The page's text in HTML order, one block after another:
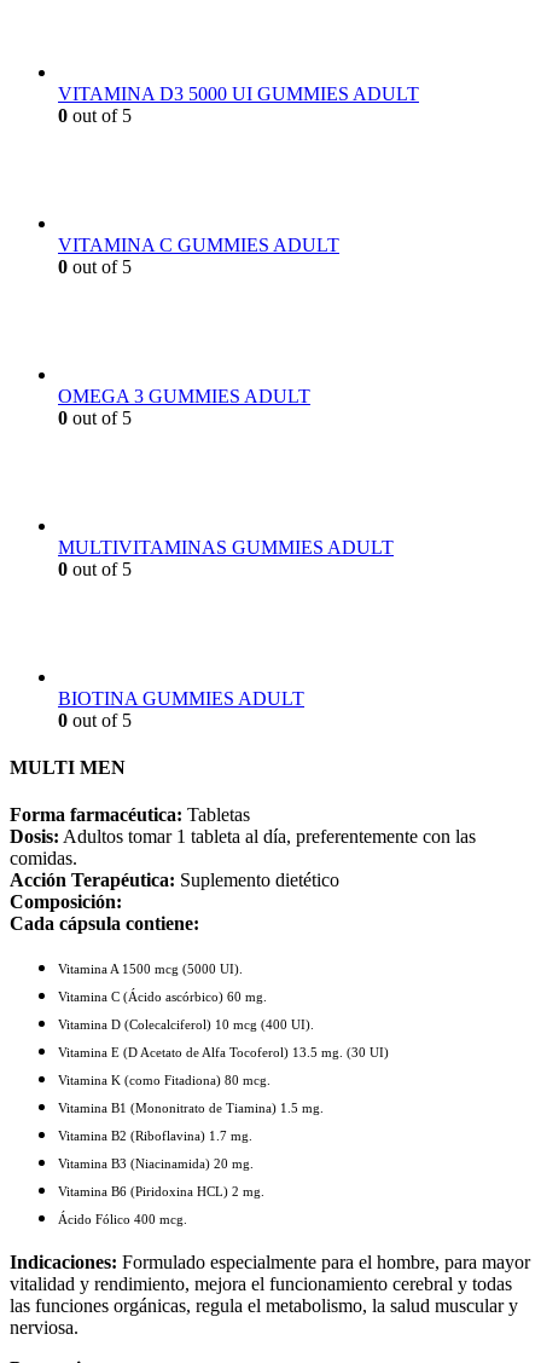
VITAMINA D3 5000 UI GUMMIES ADULT
0 out of 5
VITAMINA C GUMMIES ADULT
0 out of 5
OMEGA 3 GUMMIES ADULT
0 out of 5
MULTIVITAMINAS GUMMIES ADULT
0 out of 5
BIOTINA GUMMIES ADULT
0 out of 5
MULTI MEN
Forma farmacéutica: Tabletas
Dosis: Adultos tomar 1 tableta al día, preferentemente con las
comidas.
Acción Terapéutica: Suplemento dietético
Composición:
Cada cápsula contiene:
Vitamina A 1500 mcg (5000 UI).
Vitamina C (Ácido ascórbico) 60 mg.
Vitamina D (Colecalciferol) 10 mcg (400 UI).
Vitamina E (D Acetato de Alfa Tocoferol) 13.5 mg. (30 UI)
Vitamina K (como Fitadiona) 80 mcg.
Vitamina B1 (Mononitrato de Tiamina) 1.5 mg.
Vitamina B2 (Riboflavina) 1.7 mg.
Vitamina B3 (Niacinamida) 20 mg.
Vitamina B6 (Piridoxina HCL) 2 mg.
Ácido Fólico 400 mcg.
Indicaciones: Formulado especialmente para el hombre, para mayor
vitalidad y rendimiento, mejora el funcionamiento cerebral y todas
las funciones orgánicas, regula el metabolismo, la salud muscular y
nerviosa.